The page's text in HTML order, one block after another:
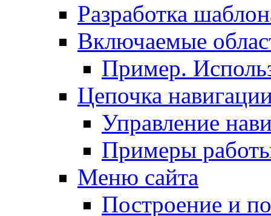
Разработка
Включаемые
Пример.
Цепочка
Управление
Примеры
Меню сайта
Построение и